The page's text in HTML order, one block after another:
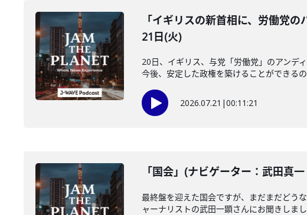
「イギリスの新首相に、労働党
21日(火)
20日、イギリス、与党「労働党」のアンデ
今後、安定した政権を築けることができる
2026.07.21 |00:11:21
「国会」(ナビゲーター：武田真
最終盤を迎えた国会ですが、まだまだどう
ャーナリストの武田一顕さんにお聞きしま